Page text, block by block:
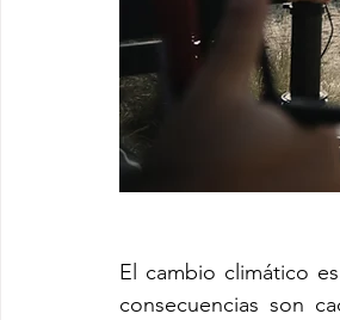
El cambio climático
consecuencias son